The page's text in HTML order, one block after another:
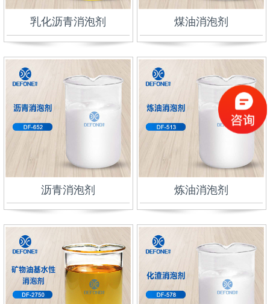
乳化沥青消泡剂 煤油消泡剂
沥青消泡剂 炼油消泡剂